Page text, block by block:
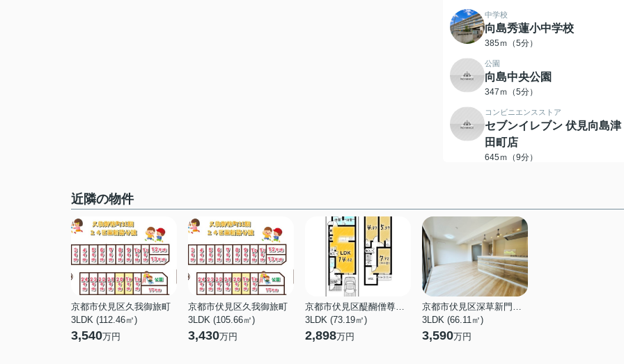
中学校
向島秀蓮小中学校
385ｍ（5分）
公園
向島中央公園
347ｍ（5分）
コンビニエンスストア
セブンイレブン 伏見向島津
田町店
645ｍ（9分）
眼科
むかいじま病院
732ｍ（10分）
ドラッグストア
スギ薬局 伏見向島店
743ｍ（10分）
近隣の物件
京都市伏見区久我御旅町
3LDK (112.46㎡)
3,540万円
京都市伏見区久我御旅町
3LDK (105.66㎡)
3,430万円
京都市伏見区醍醐僧尊坊町
3LDK (73.19㎡)
2,898万円
京都市伏見区深草新門丈町
3LDK (66.11㎡)
3,590万円